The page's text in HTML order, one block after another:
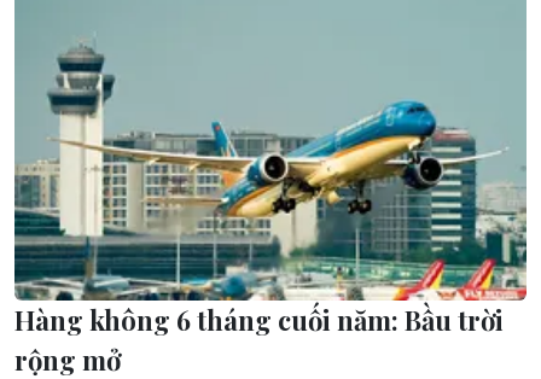
Hàng không 6 tháng cuối năm: Bầu trời
rộng mở